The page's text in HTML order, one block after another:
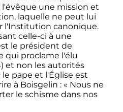
l'évêque une mission et
laquelle ne peut lui
l'Institution canonique.
celle-ci à une
le président de
qui proclame l'élu
et non les autorités
pape et l'Église est
à Boisgelin : « Nous ne
le schisme dans nos